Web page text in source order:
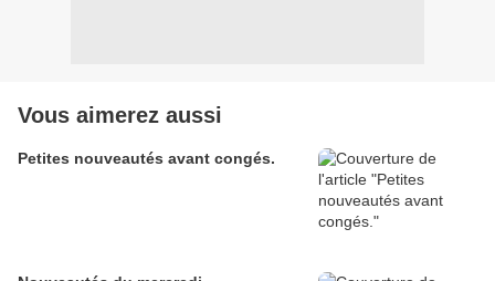
Vous aimerez aussi
Petites nouveautés avant congés.